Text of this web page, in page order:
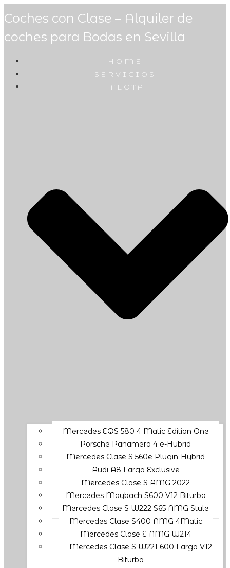
Coches con Clase – Alquiler de
coches para Bodas en Sevilla
HOME
SERVICIOS
FLOTA
Mercedes EQS 580 4 Matic Edition One
Porsche Panamera 4 e-Hybrid
Mercedes Clase S 560e Plugin-Hybrid
Audi A8 Largo Exclusive
Mercedes Clase S AMG 2022
Mercedes Maybach S600 V12 Biturbo
Mercedes Clase S W222 S65 AMG Style
Mercedes Clase S400 AMG 4Matic
Mercedes Clase E AMG W214
Mercedes Clase S W221 600 Largo V12
Biturbo